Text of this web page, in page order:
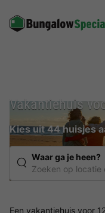
Vakantiehuis
Kies uit 44 huisjes
Waar ga je heen?
Zoeken op locatie
Een vakantiehuis voor